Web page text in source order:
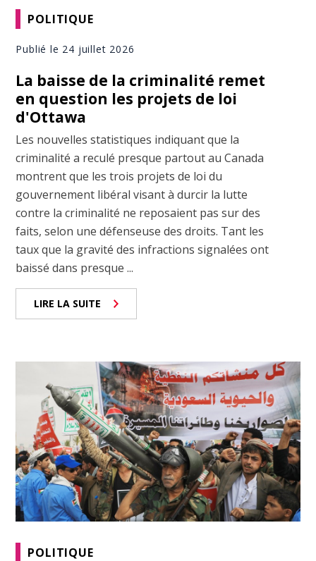
POLITIQUE
Publié le 24 juillet 2026
La baisse de la criminalité remet
en question les projets de loi
d'Ottawa
Les nouvelles statistiques indiquant que la
criminalité a reculé presque partout au Canada
montrent que les trois projets de loi du
gouvernement libéral visant à durcir la lutte
contre la criminalité ne reposaient pas sur des
faits, selon une défenseuse des droits. Tant les
taux que la gravité des infractions signalées ont
baissé dans presque ...
LIRE LA SUITE
POLITIQUE